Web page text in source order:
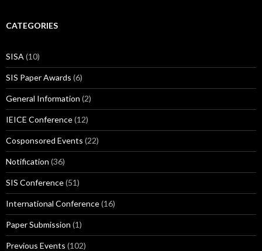
CATEGORIES
SISA (10)
SIS Paper Awards (6)
General Information (2)
IEICE Conference(12)
Cosponsored Events (22)
Notification (36)
SIS Conference(51)
International Conference(16)
Paper Submission (1)
Previous Events (102)